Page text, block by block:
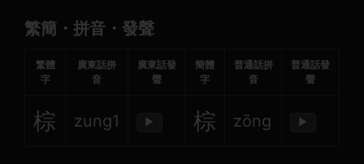
繁簡・拼音・發聲
繁體
字
廣東話拼
音
廣東話發
聲
簡體
字
普通話拼
音
普通話發
聲
棕 zung1 ▶ 棕 zōng ▶